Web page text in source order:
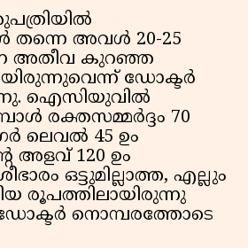
തന്നെ അവൾ 20-25
അതീവ കുറഞ്ഞ
ഡോക്ടർ
ഐസിയുവിൽ
രക്തസമ്മർദ്ദം 70
ലെവൽ 45 ഉം
അളവ് 120 ഉം
ഒട്ടുമില്ലാത്ത, എല്ലും
രൂപത്തിലായിരുന്നു
ഡോക്ടർ നൊമ്പരത്തോടെ